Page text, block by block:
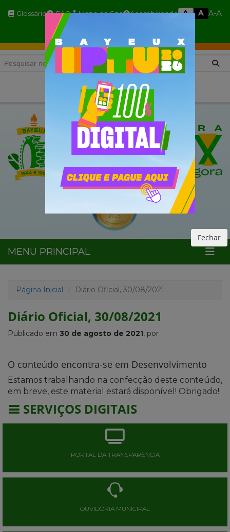
Glossário FAQ Mapa do Site Acessibilidade A A A-A
MENU PRINCIPAL
Página Inicial Diário Oficial, 30/08/2021
Diário Oficial, 30/08/2021
Publicado em 30 de agosto de 2021, por
O conteúdo encontra-se em Desenvolvimento
Estamos trabalhando na confecção deste conteúdo,
em breve, este material estará disponível! Obrigado!
SERVIÇOS DIGITAIS
PORTAL DA TRANSPARÊNCIA
OUVIDORIA MUNICIPAL
Fechar